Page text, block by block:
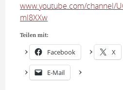
www.youtube.com/channel/
ml8XXw
Teilen mit:
Facebook X
E-Mail